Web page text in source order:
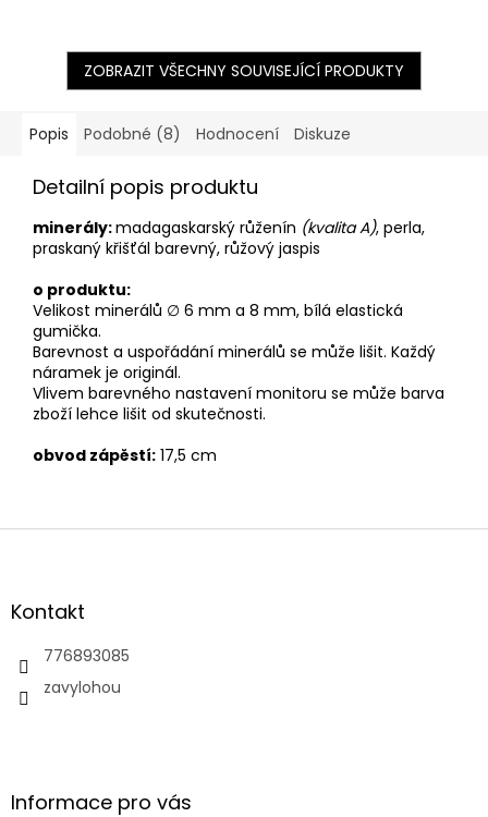
ZOBRAZIT VŠECHNY SOUVISEJÍCÍ PRODUKTY
Popis Podobné (8) Hodnocení Diskuze
Detailní popis produktu
minerály:madagaskarský růženín (kvalita A), perla,
praskaný křišťál barevný, růžový jaspis
o produktu:
Velikost minerálů ∅ 6 mm a 8 mm, bílá elastická
gumička.
Barevnost a uspořádání minerálů se může lišit. Každý
náramek je originál.
Vlivem barevného nastavení monitoru se může barva
zboží lehce lišit od skutečnosti.
obvod zápěstí: 17,5 cm
Z
aKontakt
776893085
zavylohou
Informace pro vás